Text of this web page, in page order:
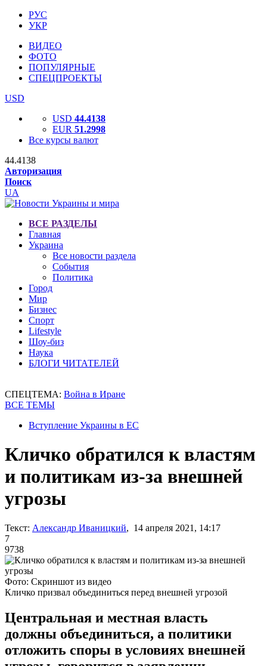
РУС
УКР
ВИДЕО
ФОТО
ПОПУЛЯРНЫЕ
СПЕЦПРОЕКТЫ
USD
USD 44.4138
EUR 51.2998
Все курсы валют
44.4138
Авторизация
Поиск
UA
ВСЕ РАЗДЕЛЫ
Главная
Украина
Все новости раздела
События
Политика
Город
Мир
Бизнес
Спорт
Lifestyle
Шоу-биз
Наука
БЛОГИ ЧИТАТЕЛЕЙ
СПЕЦТЕМА: Война в Иране
ВСЕ ТЕМЫ
Вступление Украины в ЕС
Кличко обратился к властям
и политикам из-за внешней
угрозы
Текст: Александр Иваницкий, 14 апреля 2021, 14:17
7
9738
Фото: Скриншот из видео
Кличко призвал объединиться перед внешней угрозой
Центральная и местная власть
должны объединиться, а политики
отложить споры в условиях внешней